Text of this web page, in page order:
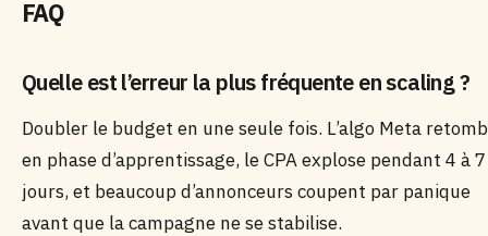
FAQ
Quelle est l’erreur la plus fréquente en scaling ?
Doubler le budget en une seule fois. L’algo Meta
en phase d’apprentissage, le CPA explose pendant 4 à 7
jours, et beaucoup d’annonceurs coupent par panique
avant que la campagne ne se stabilise.